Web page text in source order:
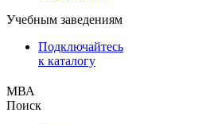
Учебным заведениям
Подключайтесь
к каталогу
МВА
Поиск